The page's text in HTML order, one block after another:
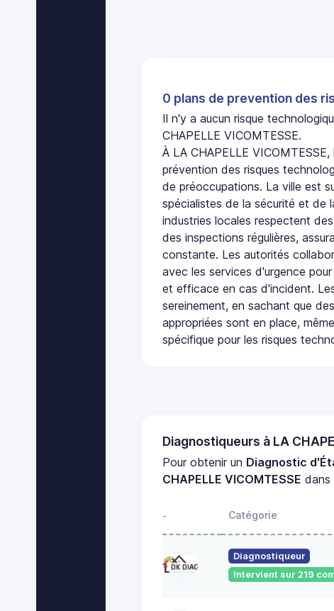
0 plans de prevention des
Il n'y a aucun risque
CHAPELLE VICOMTESSE.
À LA CHAPELLE
prévention des risques
de préoccupations. La ville est
spécialistes de la sécurité et de
industries locales respectent
des inspections régulières,
constante. Les autorités
avec les services d'urgence
et efficace en cas d'incident.
sereinement, en sachant que
appropriées sont en place,
spécifique pour les risques
Diagnostiqueurs à LA
Pour obtenir un Diagnostic
CHAPELLE VICOMTESSE dans
- Catégorie
Diagnostiqueur
Intervient sur 219